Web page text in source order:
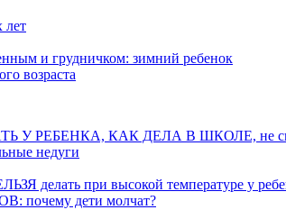
лет
и грудничком: зимний ребенок
возраста
У РЕБЕНКА, КАК ДЕЛА В ШКОЛЕ, не
недуги
делать при высокой температуре у
дети молчат?